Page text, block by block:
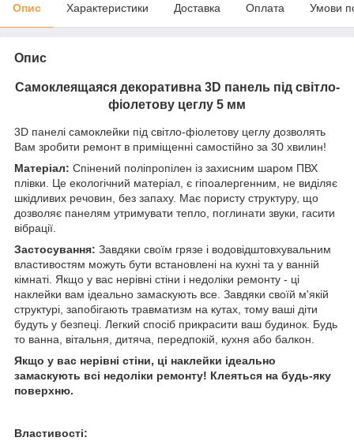
Опис Характеристики Доставка Оплата Умови
Опис
Самоклеящаяся декоративна 3D панель під світло-
фіолетову цеглу 5 мм
3D панелі самоклейки під світло-фіолетову цеглу дозволять
Вам зробити ремонт в приміщенні самостійно за 30 хвилин!
Матеріал: Спінений поліпропілен із захисним шаром ПВХ
плівки. Це екологічний матеріал, є гіпоалергенним, не виділяє
шкідливих речовин, без запаху. Має пористу структуру, що
дозволяє панелям утримувати тепло, поглинати звуки, гасити
вібрації.
Застосування: Завдяки своїм грязе і водовідштовхувальним
властивостям можуть бути встановлені на кухні та у ванній
кімнаті. Якщо у вас нерівні стіни і недоліки ремонту - ці
наклейки вам ідеально замаскують все. Завдяки своїй м'якій
структурі, запобігають травматизм на кутах, тому ваші діти
будуть у безпеці. Легкий спосіб прикрасити ваш будинок. Будь
то ванна, вітальня, дитяча, передпокій, кухня або балкон.
Якщо у вас нерівні стіни, ці наклейки ідеально
замаскують всі недоліки ремонту! Клеяться на будь-яку
поверхню.
Властивості: